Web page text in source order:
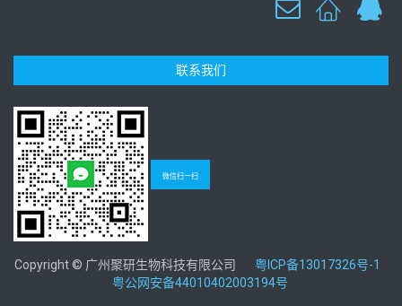
联系我们
微信扫一扫
Copyright © 广州聚研生物科技有限公司 粤ICP备13017326号-1
粤公网安备44010402003194号